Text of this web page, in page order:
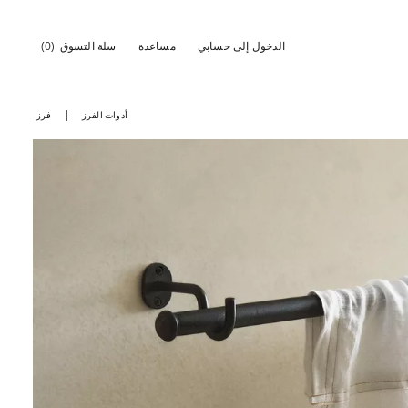
الدخول إلى حسابي مساعدة سلة التسوق (0)
أدوات الفرز فرز